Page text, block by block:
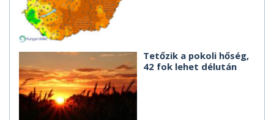
Tetőzik a pokoli hőség,
42 fok lehet délután